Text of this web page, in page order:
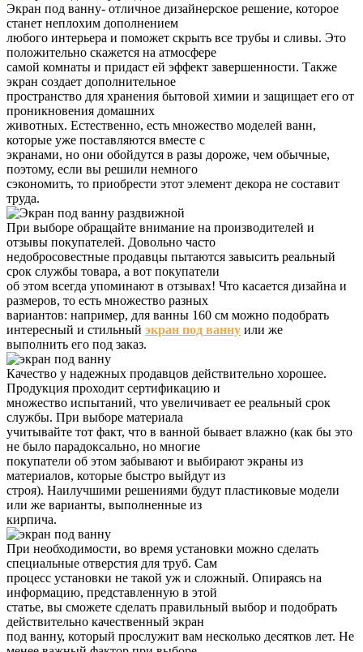
Экран под ванну- отличное дизайнерское решение, которое
станет неплохим дополнением
любого интерьера и поможет скрыть все трубы и сливы. Это
положительно скажется на атмосфере
самой комнаты и придаст ей эффект завершенности. Также
экран создает дополнительное
пространство для хранения бытовой химии и защищает его от
проникновения домашних
животных. Естественно, есть множество моделей ванн,
которые уже поставляются вместе с
экранами, но они обойдутся в разы дороже, чем обычные,
поэтому, если вы решили немного
сэкономить, то приобрести этот элемент декора не составит
труда.
При выборе обращайте внимание на производителей и
отзывы покупателей. Довольно часто
недобросовестные продавцы пытаются завысить реальный
срок службы товара, а вот покупатели
об этом всегда упоминают в отзывах! Что касается дизайна и
размеров, то есть множество разных
вариантов: например, для ванны 160 см можно подобрать
интересный и стильный экран под ванну или же
выполнить его под заказ.
Качество у надежных продавцов действительно хорошее.
Продукция проходит сертификацию и
множество испытаний, что увеличивает ее реальный срок
службы. При выборе материала
учитывайте тот факт, что в ванной бывает влажно (как бы это
не было парадоксально, но многие
покупатели об этом забывают и выбирают экраны из
материалов, которые быстро выйдут из
строя). Наилучшими решениями будут пластиковые модели
или же варианты, выполненные из
кирпича.
При необходимости, во время установки можно сделать
специальные отверстия для труб. Сам
процесс установки не такой уж и сложный. Опираясь на
информацию, представленную в этой
статье, вы сможете сделать правильный выбор и подобрать
действительно качественный экран
под ванну, который прослужит вам несколько десятков лет. Не